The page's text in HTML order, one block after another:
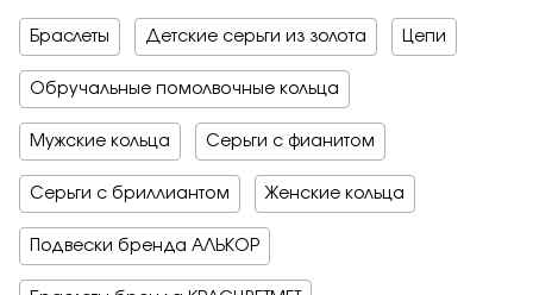
Браслеты Детские серьги из золота Цепи
Обручальные помолвочные кольца
Мужские кольца Серьги с фианитом
Серьги с бриллиантом Женские кольца
Подвески бренда АЛЬКОР